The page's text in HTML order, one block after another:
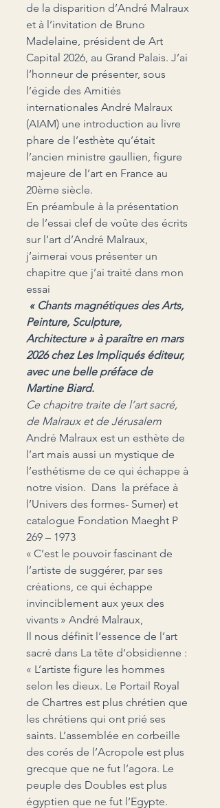
de la disparition d’André Malraux
et à l’invitation de Bruno
Madelaine, président de Art
Capital 2026, au Grand Palais. J’ai
l’honneur de présenter, sous
l’égide des Amitiés
internationales André Malraux
(AIAM) une introduction au livre
phare de l’esthète qu’était
l’ancien ministre gaullien, figure
majeure de l’art en France au
20ème siècle.
En préambule à la présentation
de l’essai clef de voûte des écrits
sur l’art d’André Malraux,
j’aimerai vous présenter un
chapitre que j’ai traité dans mon
essai
« Chants magnétiques des Arts,
Peinture, Sculpture,
Architecture » à paraître en mars
2026 chez Les Impliqués éditeur,
avec une belle préface de
Martine Biard.
Ce chapitre traite de l’art sacré,
de Malraux et de Jérusalem
André Malraux est un esthète de
l’art mais aussi un mystique de
l’esthétisme de ce qui échappe à
notre vision.  Dans  la préface à
l’Univers des formes- Sumer) et
catalogue Fondation Maeght P
269 – 1973
« C’est le pouvoir fascinant de
l’artiste de suggérer, par ses
créations, ce qui échappe
invinciblement aux yeux des
vivants » André Malraux,
Il nous définit l’essence de l’art
sacré dans La tête d’obsidienne :
« L’artiste figure les hommes
selon les dieux. Le Portail Royal
de Chartres est plus chrétien que
les chrétiens qui ont prié ses
saints. L’assemblée en corbeille
des corés de l’Acropole est plus
grecque que ne fut l’agora. Le
peuple des Doubles est plus
égyptien que ne fut l’Egypte.